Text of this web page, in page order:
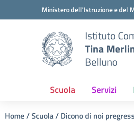
Vai ai contenuti
Vai al menu di navigazioneMinistero dell'Istruzione e del
Istituto
Tina
Belluno
Scuola Servizi
Home/Scuola/ Dicono di noi